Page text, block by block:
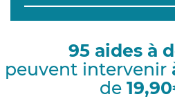
95 aides à
peuvent intervenir
de